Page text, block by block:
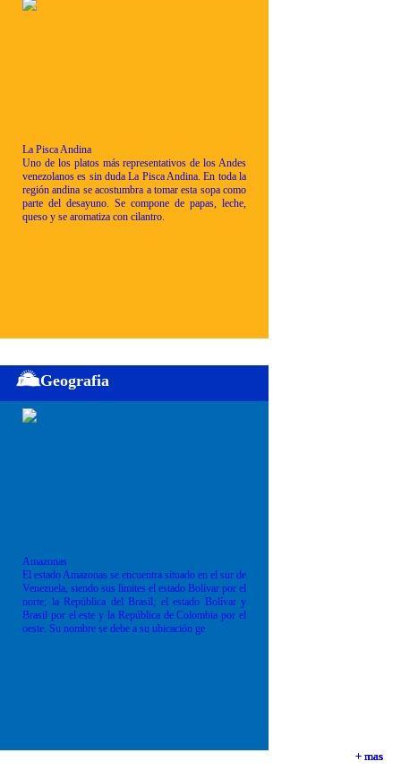
+ mas
+ mas
La Pisca Andina
Uno de los platos más representativos de los Andes
venezolanos es sin duda La Pisca Andina. En toda la
región andina se acostumbra a tomar esta sopa como
parte del desayuno. Se compone de papas, leche,
queso y se aromatiza con cilantro.
+ mas
Geografia
Amazonas
El estado Amazonas se encuentra situado en el sur de
Venezuela, siendo sus límites el estado Bolívar por el
norte; la República del Brasil; el estado Bolívar y
Brasil por el este y la República de Colombia por el
oeste. Su nombre se debe a su ubicación ge
+ mas